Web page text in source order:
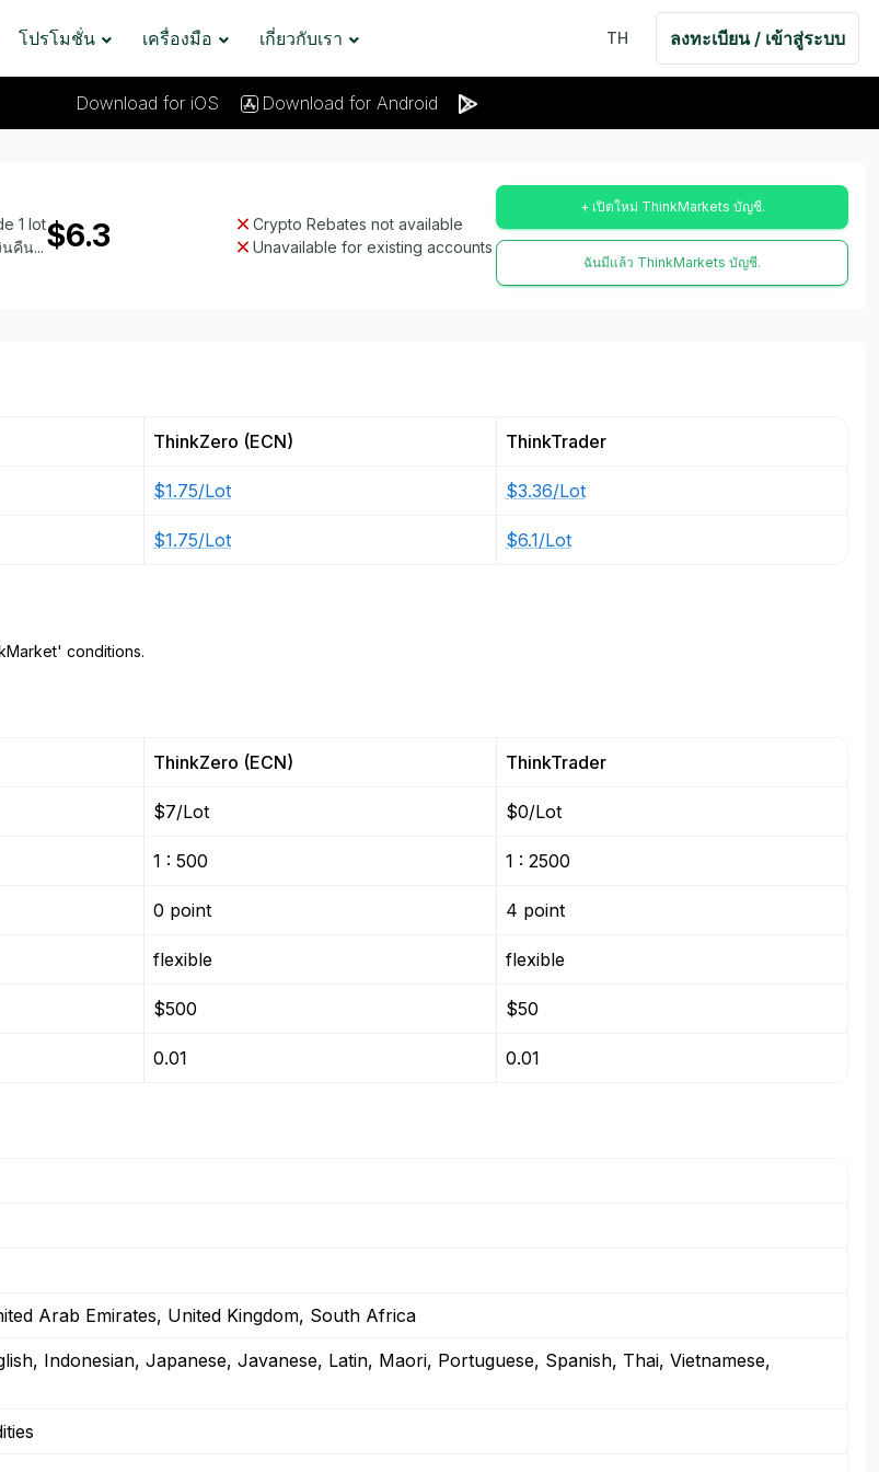
โปรโมชั่น เครื่องมือ เกี่ยวกับเรา TH ลงทะเบียน / เข้าสู่ระบบ
Download for iOS Download for Android
1 lot
นคืน...$6.3
Crypto Rebates not available
Unavailable for existing accounts
+ เปิดใหม่ ThinkMarkets บัญชี.
ฉันมีแล้ว ThinkMarkets บัญชี.
ThinkZero (ECN)
$1.75/Lot
$1.75/Lot
ThinkTrader
$3.36/Lot
$6.1/Lot
conditions.
ThinkZero (ECN)
$7/Lot
1 : 500
0 point
flexible
$500
0.01
ThinkTrader
$0/Lot
1 : 2500
4 point
flexible
$50
0.01
Arab Emirates, United Kingdom, South Africa
Indonesian, Japanese, Javanese, Latin, Maori, Portuguese, Spanish, Thai, Vietnamese,